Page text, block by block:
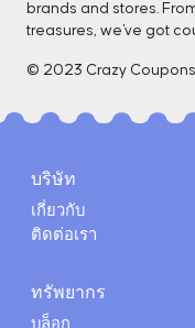
brands and stores.
treasures, we've got
© 2023 Crazy
บริษัท
เกี่ยวกับ
ติดต่อเรา
ทรัพยากร
บล็อก